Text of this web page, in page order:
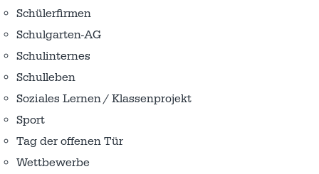
Schülerfirmen
Schulgarten-AG
Schulinternes
Schulleben
Soziales Lernen / Klassenprojekt
Sport
Tag der offenen Tür
Wettbewerbe